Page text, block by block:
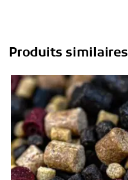
Produits similaires